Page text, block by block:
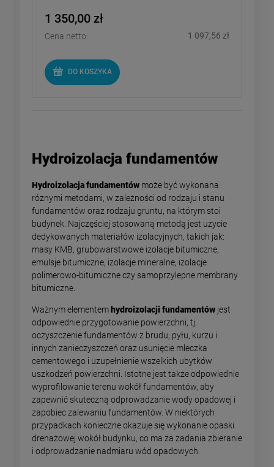
1 350,00 zł
Cena netto: 1 097,56 zł
DO KOSZYKA
Hydroizolacja fundamentów
Hydroizolacja fundamentów może być wykonana
różnymi metodami, w zależności od rodzaju i stanu
fundamentów oraz rodzaju gruntu, na którym stoi
budynek. Najczęściej stosowaną metodą jest użycie
dedykowanych materiałów izolacyjnych, takich jak:
masy KMB, grubowarstwowe izolacje bitumiczne,
emulsje bitumiczne, izolacje mineralne, izolacje
polimerowo-bitumiczne czy samoprzylepne membrany
bitumiczne.
Ważnym elementem hydroizolacji fundamentów jest
odpowiednie przygotowanie powierzchni, tj.
oczyszczenie fundamentów z brudu, pyłu, kurzu i
innych zanieczyszczeń oraz usunięcie mleczka
cementowego i uzupełnienie wszelkich ubytków
uszkodzeń powierzchni. Istotne jest także odpowiednie
wyprofilowanie terenu wokół fundamentów, aby
zapewnić skuteczną odprowadzanie wody opadowej i
zapobiec zalewaniu fundamentów. W niektórych
przypadkach konieczne okazuje się wykonanie opaski
drenażowej wokół budynku, co ma za zadania zbieranie
i odprowadzanie nadmiaru wód opadowych.